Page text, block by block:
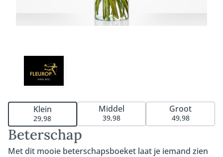
Beterschap
Met dit mooie beterschapsboeket laat je iemand zien
Klein
29,98
Middel
39,98
Groot
49,98